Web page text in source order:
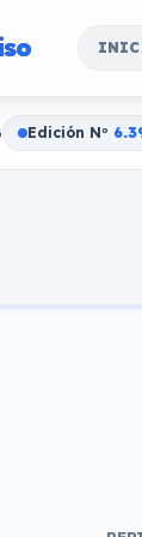
Edición No